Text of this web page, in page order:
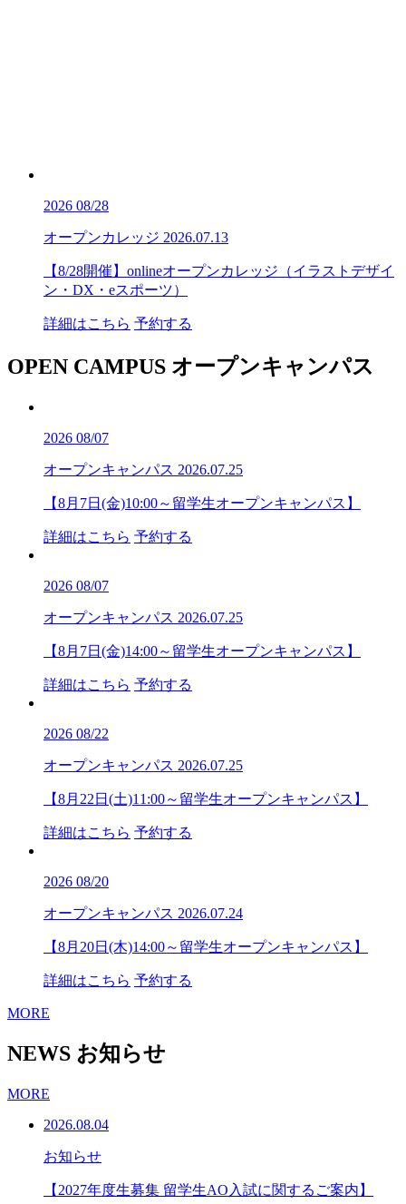
2026 08/28
オープンカレッジ 2026.07.13
【8/28開催】onlineオープンカレッジ（イラストデザイ
ン・DX・eスポーツ）
詳細はこちら 予約する
OPEN CAMPUS オープンキャンパス
2026 08/07
オープンキャンパス 2026.07.25
【8月7日(金)10:00～留学生オープンキャンパス】
詳細はこちら 予約する
2026 08/07
オープンキャンパス 2026.07.25
【8月7日(金)14:00～留学生オープンキャンパス】
詳細はこちら 予約する
2026 08/22
オープンキャンパス 2026.07.25
【8月22日(土)11:00～留学生オープンキャンパス】
詳細はこちら 予約する
2026 08/20
オープンキャンパス 2026.07.24
【8月20日(木)14:00～留学生オープンキャンパス】
詳細はこちら 予約する
MORE
NEWS お知らせ
MORE
2026.08.04
お知らせ
【2027年度生募集 留学生AO入試に関するご案内】